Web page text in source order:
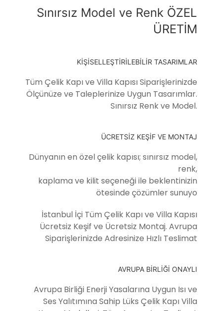
Sınırsız Model ve Renk ÖZEL
ÜRETİM
KİŞİSELLEŞTİRİLEBİLİR TASARIMLAR
Tüm Çelik Kapı ve Villa Kapısı Siparişlerinizde
Ölçünüze ve Taleplerinize Uygun Tasarımlar.
Sınırsız Renk ve Model.
ÜCRETSİZ KEŞİF VE MONTAJ
Dünyanın en özel çelik kapısı; sınırsız model,
renk,
kaplama ve kilit seçeneği ile beklentinizin
ötesinde çözümler sunuyo
İstanbul İçi Tüm Çelik Kapı ve Villa Kapısı
Ücretsiz Keşif ve Ücretsiz Montaj. Avrupa
Siparişlerinizde Adresinize Hızlı Teslimat
AVRUPA BİRLİĞİ ONAYLI
Avrupa Birliği Enerji Yasalarına Uygun Isı ve
Ses Yalıtımına Sahip Lüks Çelik Kapı Villa